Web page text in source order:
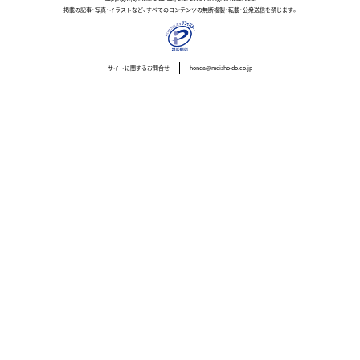
掲載の記事・写真・イラストなど、すべてのコンテンツの無断複製・転載・公衆送信を禁じます。
サイトに関するお問合せ honda@meisho-do.co.jp